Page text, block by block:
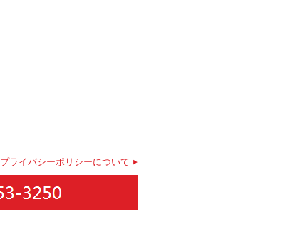
プライバシーポリシーについて